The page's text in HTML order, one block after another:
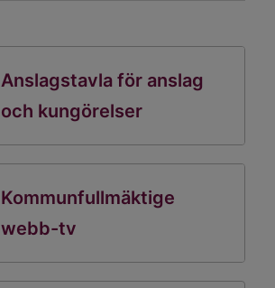
Anslagstavla för anslag
och kungörelser
Kommunfullmäktige
webb-tv